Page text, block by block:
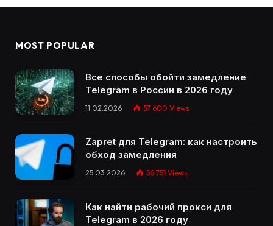
MOST POPULAR
Все способы обойти замедление
Telegram в России в 2026 году
11.02.2026 57 600 Views
Zapret для Telegram: как настроить
обход замедления
25.03.2026 56 751 Views
Как найти рабочий прокси для
Telegram в 2026 году